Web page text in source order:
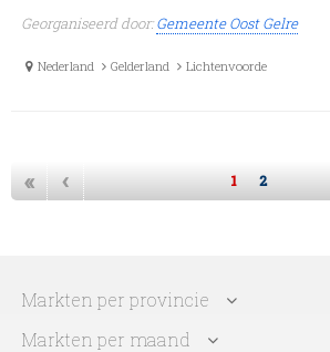
Georganiseerd door:Gemeente Oost Gelre
Nederland Gelderland Lichtenvoorde
« ‹ 1 2
Markten per provincie
Markten per maand